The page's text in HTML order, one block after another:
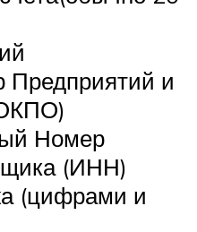
Предприятий и
Номер
(ИНН)
(цифрами и